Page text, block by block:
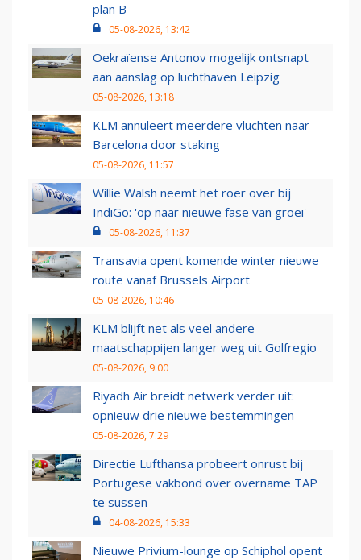
plan B
05-08-2026, 13:42
Oekraïense Antonov mogelijk ontsnapt
aan aanslag op luchthaven Leipzig
05-08-2026, 13:18
KLM annuleert meerdere vluchten naar
Barcelona door staking
05-08-2026, 11:57
Willie Walsh neemt het roer over bij
IndiGo: 'op naar nieuwe fase van groei'
05-08-2026, 11:37
Transavia opent komende winter nieuwe
route vanaf Brussels Airport
05-08-2026, 10:46
KLM blijft net als veel andere
maatschappijen langer weg uit Golfregio
05-08-2026, 9:00
Riyadh Air breidt netwerk verder uit:
opnieuw drie nieuwe bestemmingen
05-08-2026, 7:29
Directie Lufthansa probeert onrust bij
Portugese vakbond over overname TAP
te sussen
04-08-2026, 15:33
Nieuwe Privium-lounge op Schiphol opent